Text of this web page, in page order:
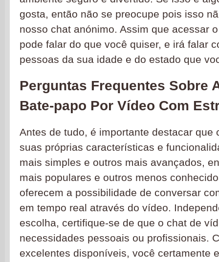
gosta, então não se preocupe pois isso
nosso chat anónimo. Assim que acessar
pode falar do que você quiser, e irá falar
pessoas da sua idade e do estado que
Perguntas Frequentes Sobre
Bate-papo Por Vídeo Com
Antes de tudo, é importante destacar que
suas próprias características e
mais simples e outros mais avançados,
mais populares e outros menos
oferecem a possibilidade de conversar
em tempo real através do vídeo.
escolha, certifique-se de que o chat de
necessidades pessoais ou profissionais.
excelentes disponíveis, você certamente